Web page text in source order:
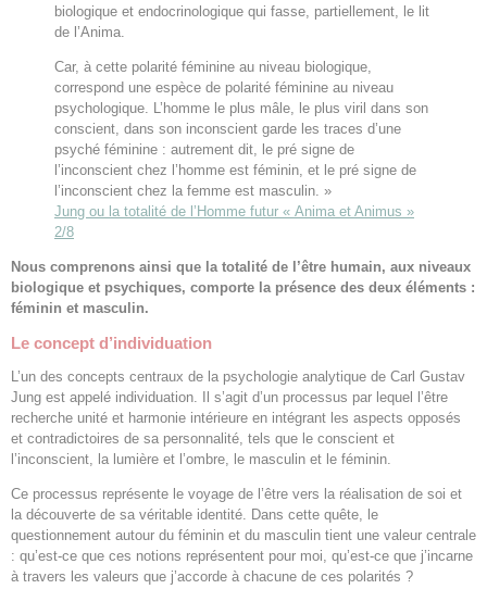
biologique et endocrinologique qui fasse, partiellement, le lit
de l’Anima.
Car, à cette polarité féminine au niveau biologique,
correspond une espèce de polarité féminine au niveau
psychologique. L’homme le plus mâle, le plus viril dans son
conscient, dans son inconscient garde les traces d’une
psyché féminine : autrement dit, le pré signe de
l’inconscient chez l’homme est féminin, et le pré signe de
l’inconscient chez la femme est masculin. »
Jung ou la totalité de l’Homme futur « Anima et Animus »
2/8
Nous comprenons ainsi que la totalité de l’être humain, aux niveaux
biologique et psychiques, comporte la présence des deux éléments :
féminin et masculin.
Le concept d’individuation
L’un des concepts centraux de la psychologie analytique de Carl Gustav
Jung est appelé individuation. Il s’agit d’un processus par lequel l’être
recherche unité et harmonie intérieure en intégrant les aspects opposés
et contradictoires de sa personnalité, tels que le conscient et
l’inconscient, la lumière et l’ombre, le masculin et le féminin.
Ce processus représente le voyage de l’être vers la réalisation de soi et
la découverte de sa véritable identité. Dans cette quête, le
questionnement autour du féminin et du masculin tient une valeur centrale
: qu’est-ce que ces notions représentent pour moi, qu’est-ce que j’incarne
à travers les valeurs que j’accorde à chacune de ces polarités ?